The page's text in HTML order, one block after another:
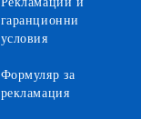
гаранционни
условия
Формуляр за
рекламация